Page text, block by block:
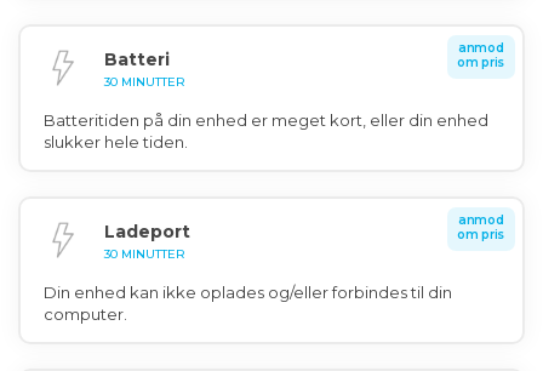
Batteri
30 MINUTTER
anmod
om pris
Batteritiden på din enhed er meget kort, eller din enhed
slukker hele tiden.
Ladeport
30 MINUTTER
anmod
om pris
Din enhed kan ikke oplades og/eller forbindes til din
computer.